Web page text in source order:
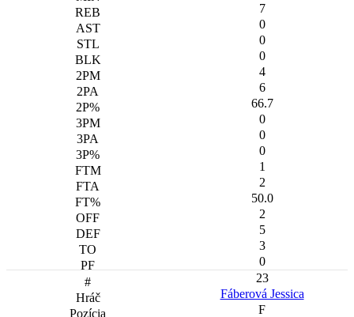
7
0
0
0
4
6
66.7
0
0
0
1
2
50.0
2
5
3
0
23
Fáberová Jessica
F